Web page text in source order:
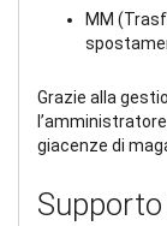
MM
Grazie alla
giacenze di